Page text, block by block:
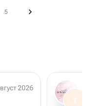
5
Август 2026
Т